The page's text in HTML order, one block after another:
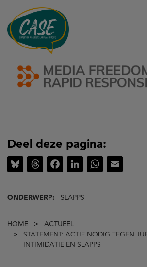
Deel deze pagina:
Bluesky ThreadsFacebookLinkedInWhatsApp
ONDERWERP: SLAPPS
Kruimelpad
HOME
ACTUEEL
STATEMENT: ACTIE NODIG TEGEN
INTIMIDATIE EN SLAPPS